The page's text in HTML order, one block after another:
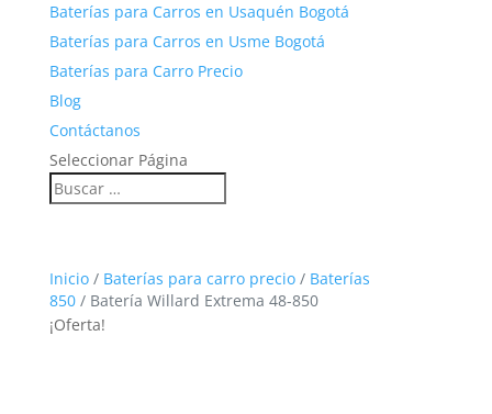
Baterías para Carros en Usaquén Bogotá
Baterías para Carros en Usme Bogotá
Baterías para Carro Precio
Blog
Contáctanos
Seleccionar Página
Inicio/ Baterías para carro precio/ Baterías
850/ Batería Willard Extrema 48-850
¡Oferta!